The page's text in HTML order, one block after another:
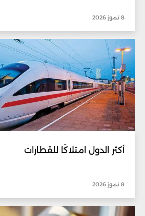
8 تموز 2026
أكثر الدول امتلاكًا للقطارات
8 تموز 2026